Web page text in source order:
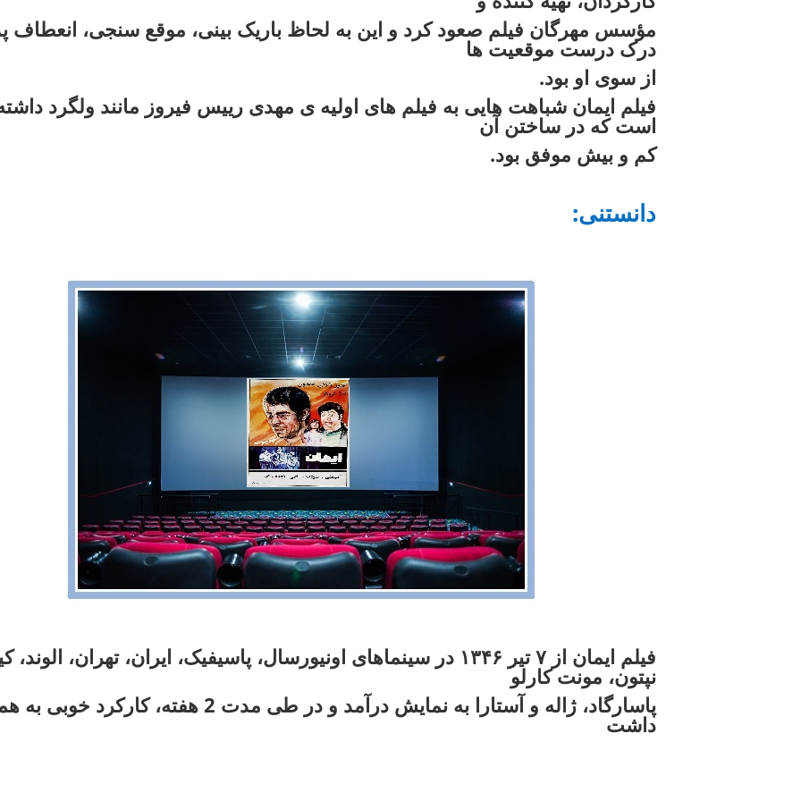
مؤسس مهرگان فیلم صعود کرد و این به لحاظ باریک بینی، موقع سنجی، انعطاف
درک درست موقعیت ها
.از سوی او بود
است که در ساختن آن
.کم و بیش موفق بود
:دانستنی
نپتون، مونت کارلو
داشت